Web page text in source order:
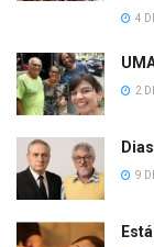
4
2
9